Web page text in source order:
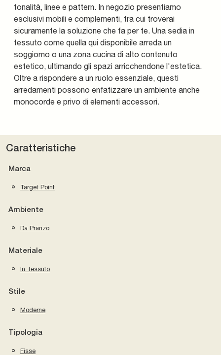
tonalità, linee e pattern. In negozio presentiamo
esclusivi mobili e complementi, tra cui troverai
sicuramente la soluzione che fa per te. Una sedia in
tessuto come quella qui disponibile arreda un
soggiorno o una zona cucina di alto contenuto
estetico, ultimando gli spazi arricchendone l'estetica.
Oltre a rispondere a un ruolo essenziale, questi
arredamenti possono enfatizzare un ambiente anche
monocorde e privo di elementi accessori.
Caratteristiche
Marca
Target Point
Ambiente
Da Pranzo
Materiale
In Tessuto
Stile
Moderne
Tipologia
Fisse